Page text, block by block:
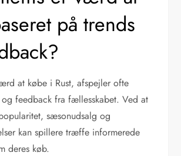
på trends
at købe i Rust, afspejler ofte
og feedback fra fællesskabet. Ved at
sæsonudsalg og
kan spillere træffe informerede
deres køb.